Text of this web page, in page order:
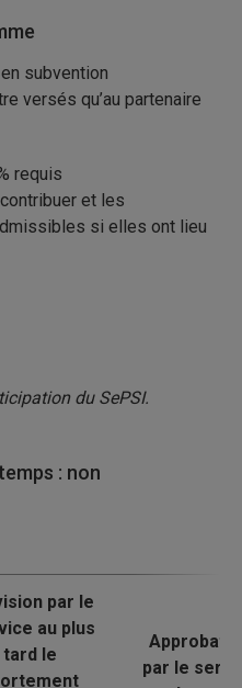
subvention
versés qu’au partenaire
requis
et les
si elles ont lieu
du SePSI.
: non